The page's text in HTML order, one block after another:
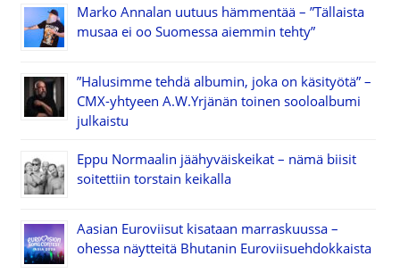
Marko Annalan uutuus hämmentää – ”Tällaista
musaa ei oo Suomessa aiemmin tehty”
”Halusimme tehdä albumin, joka on käsityötä” –
CMX-yhtyeen A.W.Yrjänän toinen sooloalbumi
julkaistu
Eppu Normaalin jäähyväiskeikat – nämä biisit
soitettiin torstain keikalla
Aasian Euroviisut kisataan marraskuussa –
ohessa näytteitä Bhutanin Euroviisuehdokkaista